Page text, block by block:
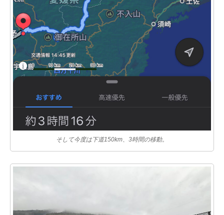
そして今度は下道150km、3時間の移動。